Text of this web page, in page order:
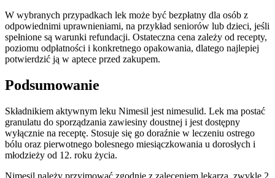
W wybranych przypadkach lek może być bezpłatny dla osób z
odpowiednimi uprawnieniami, na przykład seniorów lub dzieci, jeśli
spełnione są warunki refundacji. Ostateczna cena zależy od recepty,
poziomu odpłatności i konkretnego opakowania, dlatego najlepiej
potwierdzić ją w aptece przed zakupem.
Podsumowanie
Składnikiem aktywnym leku Nimesil jest nimesulid. Lek ma postać
granulatu do sporządzania zawiesiny doustnej i jest dostępny
wyłącznie na receptę. Stosuje się go doraźnie w leczeniu ostrego
bólu oraz pierwotnego bolesnego miesiączkowania u dorosłych i
młodzieży od 12. roku życia.
Nimesil należy przyjmować zgodnie z zaleceniem lekarza, zwykle 2